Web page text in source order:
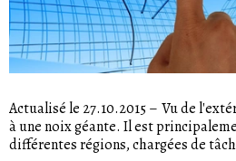
Actualisé le 27.10.2015– Vu de
à une noix géante. Il est
différentes régions, chargées de